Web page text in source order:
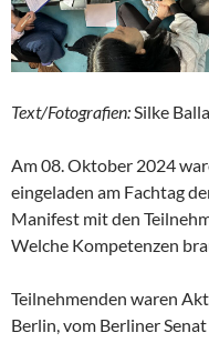
Text/Fotografien: Silke
Am 08. Oktober 2024
eingeladen am Fachtag
Manifest mit den
Welche Kompetenzen
Teilnehmenden waren
Berlin, vom Berliner